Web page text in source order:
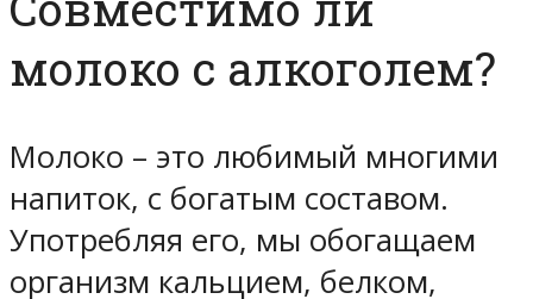
молоко с алкоголем?
Молоко – это любимый многими
напиток, с богатым составом.
Употребляя его, мы обогащаем
организм кальцием, белком,